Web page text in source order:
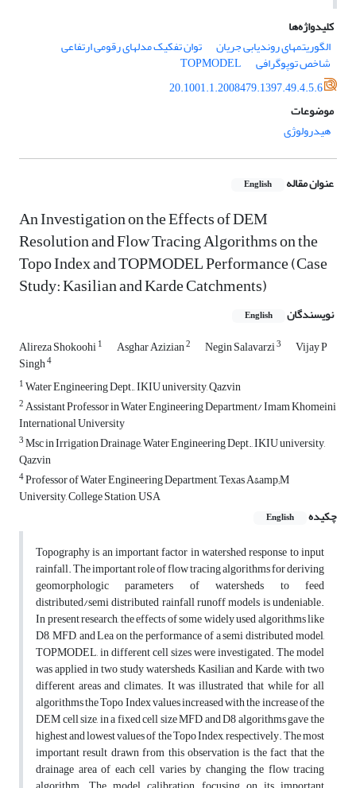
کلیدواژه‌ها
الگوریتمهای روندیابی جریان
توان تفکیک مدلهای رقومی ارتفاعی
شاخص توپوگرافی
TOPMODEL
20.1001.1.2008479.1397.49.4.5.6
موضوعات
هیدرولوژی
عنوان مقاله English
An Investigation on the Effects of DEM
Resolution and Flow Tracing Algorithms on the
Topo Index and TOPMODEL Performance (Case
Study: Kasilian and Karde Catchments)
نویسندگان English
Alireza Shokoohi1 Asghar Azizian2 Negin Salavarzi3 Vijay P
Singh4
1Water Engineering Dept., IKIU university, Qazvin
2Assistant Professor in Water Engineering Department/ Imam Khomeini
International University
3Msc in Irrigation Drainage, Water Engineering Dept., IKIU university,
Qazvin
4Professor of Water Engineering Department, Texas A&amp;M
University, College Station, USA
چکیده
English
Topography is an important factor in watershed response to input
rainfall. The important role of flow tracing algorithms for deriving
geomorphologic parameters of watersheds to feed
distributed/semi distributed rainfall runoff models is undeniable.
In present research, the effects of some widely used algorithms like
D8, MFD, and Lea on the performance of a semi distributed model,
TOPMODEL, in different cell sizes were investigated. The model
was applied in two study watersheds, Kasilian and Karde, with two
different areas and climates. It was illustrated that while for all
algorithms the Topo Index values increased with the increase of the
DEM cell size, in a fixed cell size MFD and D8 algorithms gave the
highest and lowest values of the Topo Index, respectively. The most
important result drawn from this observation is the fact that the
drainage area of each cell varies by changing the flow tracing